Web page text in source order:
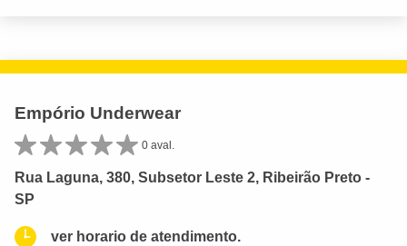
Empório Underwear
0 aval.
Rua Laguna, 380, Subsetor Leste 2, Ribeirão Preto -
SP
ver horario de atendimento.